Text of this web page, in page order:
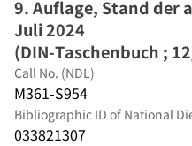
: Normen 9.
Auflage, Stand
der
abgedruckten
Normen: Juli
2024 (DIN-
Taschenbuch ;
12/2)
9. Auflage, Stand der
Juli 2024
(DIN-Taschenbuch ;
Call No. (NDL)
M361-S954
Bibliographic ID of National
033821307